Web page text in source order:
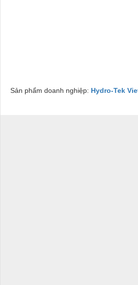
Sản phẩm doanh nghiệp: Hydro-Tek